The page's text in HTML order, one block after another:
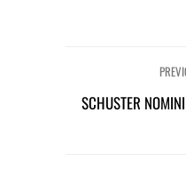
SCHUSTER